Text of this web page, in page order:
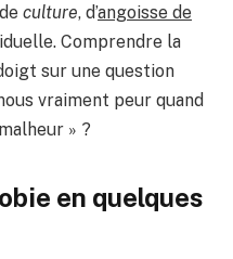
culture, d’angoisse de
Comprendre la
sur une question
vraiment peur quand
» ?
en quelques